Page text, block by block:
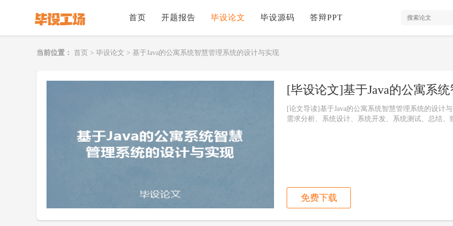
首页 开题报告 毕设论文 毕设源码 答辩PPT
当前位置： 首页 > 毕设论文 > 基于Java的公寓系统智慧管理系统的设计与实现
[毕设论文]基于Java的公寓系
[论文导读]基于Java的公寓系统智慧管理系统的设计
需求分析、系统设计、系统开发、系统测试、总结、
免费下载